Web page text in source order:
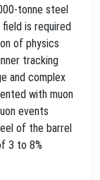
tonne steel
is required
of physics
tracking
and complex
with muon
events
of the barrel
3 to 8%